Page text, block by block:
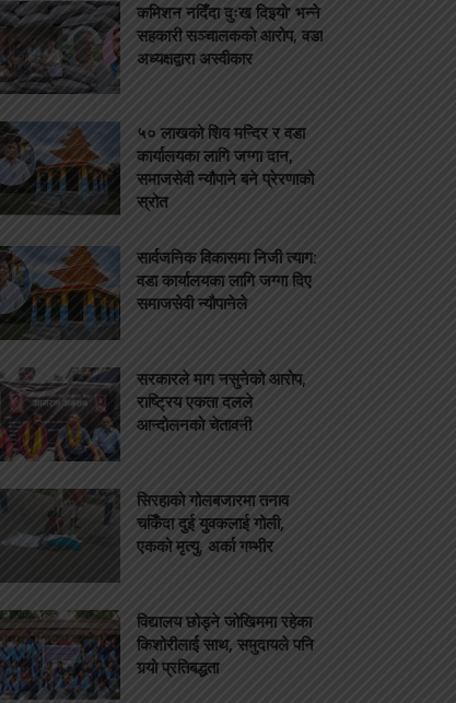
कमिशन नदिँदा दुःख दिइयो’ भन्ने
सहकारी सञ्चालकको आरोप, वडा
अध्यक्षद्वारा अस्वीकार
५० लाखको शिव मन्दिर र वडा
कार्यालयका लागि जग्गा दान,
समाजसेवी न्यौपाने बने प्रेरणाको
स्रोत
सार्वजनिक विकासमा निजी त्याग:
वडा कार्यालयका लागि जग्गा दिए
समाजसेवी न्यौपानेले
सरकारले माग नसुनेको आरोप,
राष्ट्रिय एकता दलले
आन्दोलनको चेतावनी
सिरहाको गोलबजारमा तनाव
चर्किँदा दुई युवकलाई गोली,
एकको मृत्यु, अर्का गम्भीर
विद्यालय छोड्ने जोखिममा रहेका
किशोरीलाई साथ, समुदायले पनि
गर्‍यो प्रतिबद्धता